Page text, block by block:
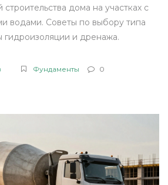
дома на участках с
водами. Советы по выбору типа
и дренажа.
Фундаменты 0